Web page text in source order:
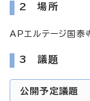
2 場所
APエルテージ国泰
3 議題
公開予定議題